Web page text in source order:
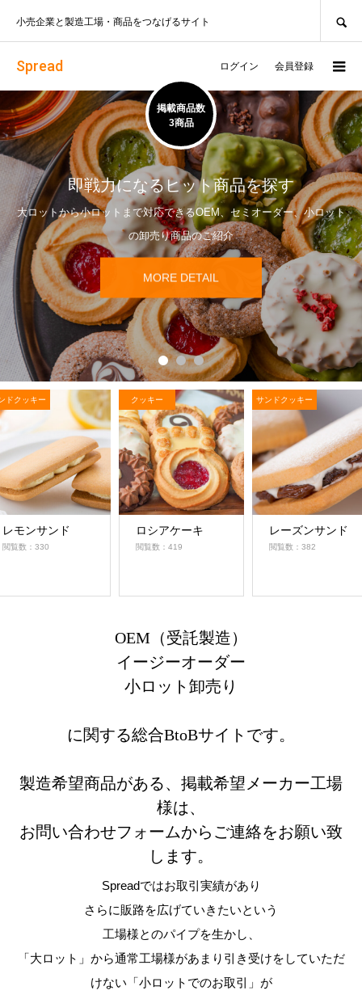
Spread
小売企業と製造工場・商品をつなげるサイト
ログイン 会員登録
掲載商品数
3商品
即戦力になるヒット商品を探す
大ロットから小ロットまで対応できるOEM、セミオーダー、小ロット
の卸売り商品のご紹介
MORE DETAIL
クッキー
ロシアケーキ
閲覧数：419
サンドクッキー
レーズンサンド
閲覧数：382
サンドクッキー
レモンサ
閲覧数：330
OEM（受託製造）
イージーオーダー
小ロット卸売り
に関する総合BtoBサイトです。
製造希望商品がある、掲載希望メーカー工場
様は、
お問い合わせフォームからご連絡をお願い致
します。
Spreadではお取引実績があり
さらに販路を広げていきたいという
工場様とのパイプを生かし、
「大ロット」から通常工場様があまり引き受けをしていただ
けない「小ロットでのお取引」が